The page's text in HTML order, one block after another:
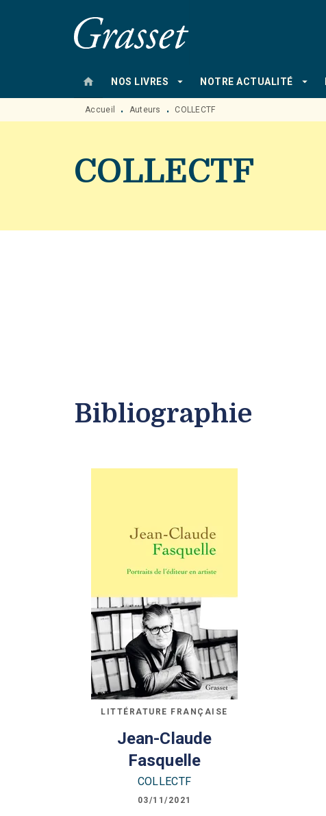
MENU RECHERCHE
home NOS LIVRES arrow_drop_down NOTRE ACTUALITÉ arrow_drop_down
Accueil • Auteurs • COLLECTF
COLLECTF
Bibliographie
LITTÉRATURE FRANÇAISE
Jean-Claude
Fasquelle
COLLECTF
03/11/2021